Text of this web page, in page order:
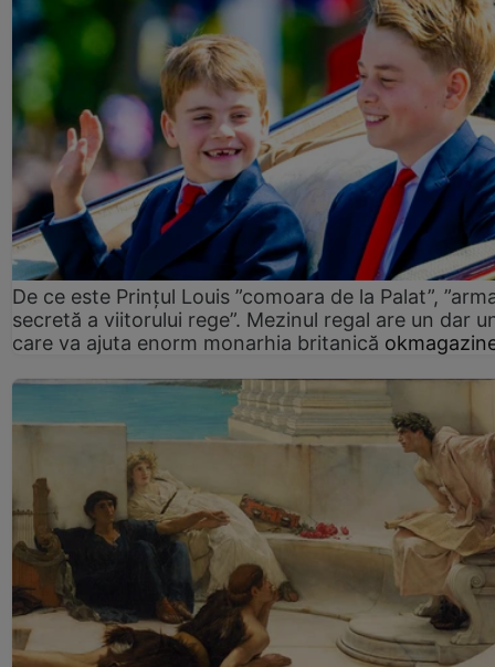
De ce este Prințul Louis ”comoara de la Palat”,
secretă a viitorului rege”. Mezinul regal are un dar
care va ajuta enorm monarhia britanică